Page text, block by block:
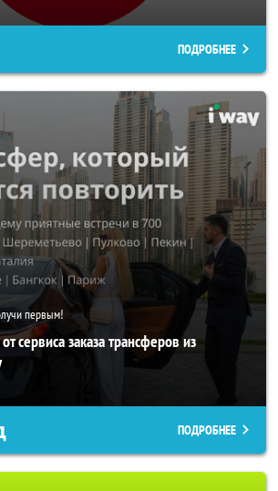
ПОДРОБНЕЕ
первым!
сервиса заказа трансферов из
ПОДРОБНЕЕ